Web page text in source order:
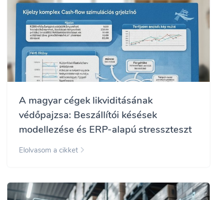
A magyar cégek likviditásának
védőpajzsa: Beszállítói késések
modellezése és ERP-alapú stresszteszt
Elolvasom a cikket